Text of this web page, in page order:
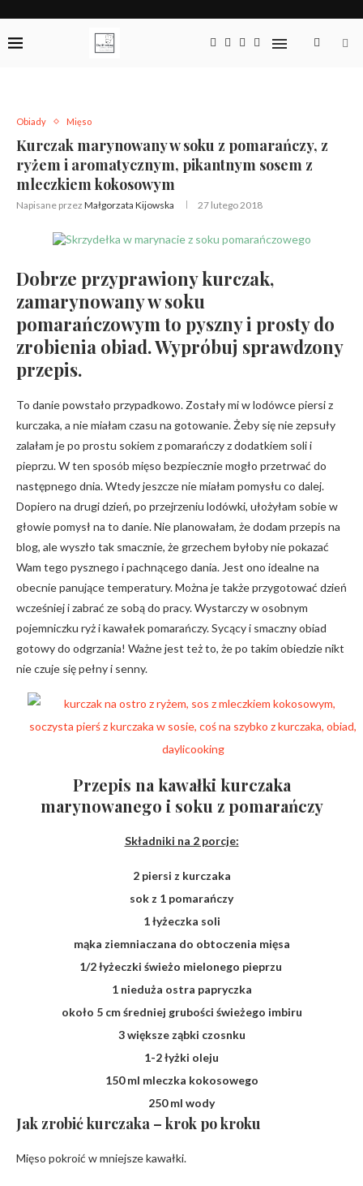
Obiady Mięso
Kurczak marynowany w soku z pomarańczy, z
ryżem i aromatycznym, pikantnym sosem z
mleczkiem kokosowym
Napisane przez Małgorzata Kijowska 27 lutego 2018
Dobrze przyprawiony kurczak,
zamarynowany w soku
pomarańczowym to pyszny i prosty do
zrobienia obiad. Wypróbuj sprawdzony
przepis.
To danie powstało przypadkowo. Zostały mi w lodówce piersi z
kurczaka, a nie miałam czasu na gotowanie. Żeby się nie zepsuły
zalałam je po prostu sokiem z pomarańczy z dodatkiem soli i
pieprzu. W ten sposób mięso bezpiecznie mogło przetrwać do
następnego dnia. Wtedy jeszcze nie miałam pomysłu co dalej.
Dopiero na drugi dzień, po przejrzeniu lodówki, ułożyłam sobie w
głowie pomysł na to danie. Nie planowałam, że dodam przepis na
blog, ale wyszło tak smacznie, że grzechem byłoby nie pokazać
Wam tego pysznego i pachnącego dania. Jest ono idealne na
obecnie panujące temperatury. Można je także przygotować dzień
wcześniej i zabrać ze sobą do pracy. Wystarczy w osobnym
pojemniczku ryż i kawałek pomarańczy. Sycący i smaczny obiad
gotowy do odgrzania! Ważne jest też to, że po takim obiedzie nikt
nie czuje się pełny i senny.
Przepis na kawałki kurczaka
marynowanego i soku z pomarańczy
Składniki na 2 porcje:
2 piersi z kurczaka
sok z 1 pomarańczy
1 łyżeczka soli
mąka ziemniaczana do obtoczenia mięsa
1/2 łyżeczki świeżo mielonego pieprzu
1 nieduża ostra papryczka
około 5 cm średniej grubości świeżego imbiru
3 większe ząbki czosnku
1-2 łyżki oleju
150 ml mleczka kokosowego
250 ml wody
Jak zrobić kurczaka – krok po kroku
Mięso pokroić w mniejsze kawałki.